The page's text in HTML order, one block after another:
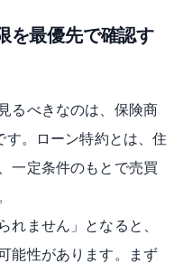
を最優先で確認す
るべきなのは、保険商
。ローン特約とは、住
一定条件のもとで売買
れません」となると、
能性があります。まず